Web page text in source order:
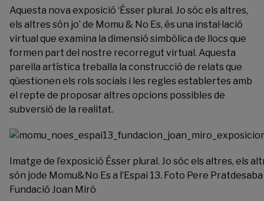
Aquesta nova exposició ‘Ésser plural. Jo sóc els altres,
els altres són jo’ de Momu & No Es, és una instal·lació
virtual que examina la dimensió simbòlica de llocs que
formen part del nostre recorregut virtual. Aquesta
parella artística treballa la construcció de relats que
qüestionen els rols socials i les regles establertes amb
el repte de proposar altres opcions possibles de
subversió de la realitat.
Imatge de l’exposició Ésser plural. Jo sóc els altres, els
són jode Momu&No Es a l’Espai 13. Foto Pere
Fundació Joan Miró